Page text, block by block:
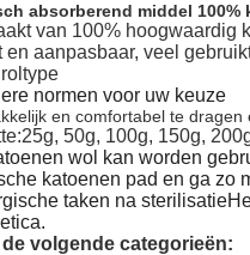
absorberend middel
van 100% hoogwaardig
en aanpasbaar, veel
normen voor uw keuze
en comfortabel te dragen
50g, 100g, 150g,
wol kan worden
katoenen pad en ga zo
taken na
volgende categorieën: